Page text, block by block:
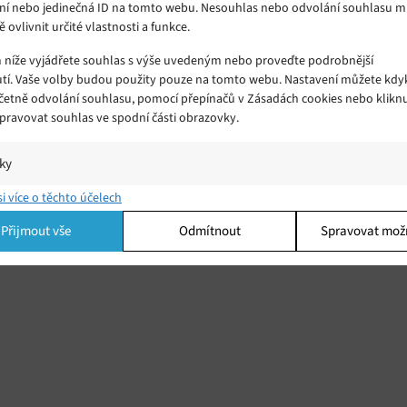
nebo jedinečná ID na tomto webu. Nesouhlas nebo odvolání souhlasu
ovlivnit určité vlastnosti a funkce.
vyjádřete souhlas s výše uvedeným nebo proveďte podrobnější
Vaše volby budou použity pouze na tomto webu. Nastavení můžete
odvolání souhlasu, pomocí přepínačů v Zásadách cookies nebo
souhlas ve spodní části obrazovky.
a/nebo přístup k informacím v zařízení, Porozumění publiku
kombinací údajů z různých zdrojů.
více o těchto účelech
Přijmout vše Odmítnout Spravovat